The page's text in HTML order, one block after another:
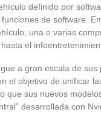
definido por
de software.
una o varias
el
a gran escala de sus
el objetivo de unificar
que sus nuevos
desarrollada con